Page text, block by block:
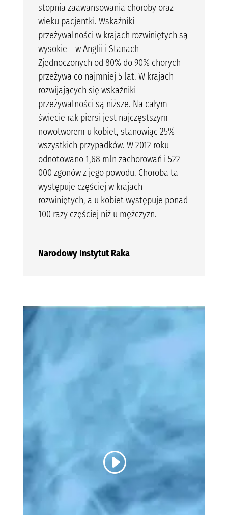
stopnia zaawansowania choroby oraz
wieku pacjentki. Wskaźniki
przeżywalności w krajach rozwiniętych są
wysokie – w Anglii i Stanach
Zjednoczonych od 80% do 90% chorych
przeżywa co najmniej 5 lat. W krajach
rozwijających się wskaźniki
przeżywalności są niższe. Na całym
świecie rak piersi jest najczęstszym
nowotworem u kobiet, stanowiąc 25%
wszystkich przypadków. W 2012 roku
odnotowano 1,68 mln zachorowań i 522
000 zgonów z jego powodu. Choroba ta
występuje częściej w krajach
rozwiniętych, a u kobiet występuje ponad
100 razy częściej niż u mężczyzn.
Narodowy Instytut Raka